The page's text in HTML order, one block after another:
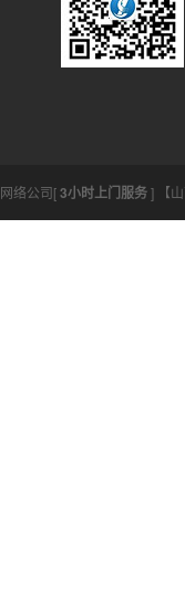
络公司[3小时上门服务] 【